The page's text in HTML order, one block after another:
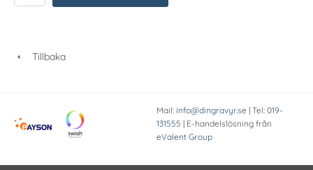
Tillbaka
Mail: info@dingravyr.se | Tel: 019-
131555 | E-handelslösning från
eValent Group